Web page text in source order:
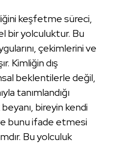
keşfetme süreci,
bir yolculuktur. Bu
çekimlerini ve
Kimliğin dış
beklentilerle değil,
tanımlandığı
bireyin kendi
bunu ifade etmesi
Bu yolculuk